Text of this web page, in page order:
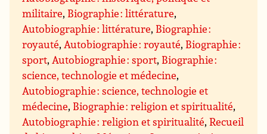
militaire, Biographie : littérature,
Autobiographie : littérature, Biographie :
royauté,Autobiographie : royauté, Biographie :
sport,Autobiographie : sport, Biographie :
science, technologie et médecine,
Autobiographie : science, technologie et
médecine, Biographie : religion et spiritualité,
Autobiographie : religion et spiritualité,Recueil